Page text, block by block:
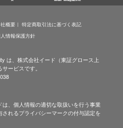
概要
特定商取引法に基づく表記
情報保護方針
は、株式会社イード（東証グロース上
ービスです。
は、個人情報の適切な取扱いを行う事業
されるプライバシーマークの付与認定を